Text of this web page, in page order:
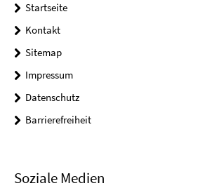
Startseite
Kontakt
Sitemap
Impressum
Datenschutz
Barrierefreiheit
Soziale Medien